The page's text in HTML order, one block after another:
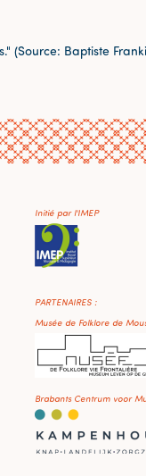
(Source: Baptiste
Initié par l'IMEP
PARTENAIRES :
Musée de Folklore de
Brabants Centrum voor